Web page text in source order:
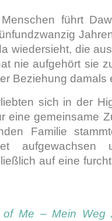
führt
wiedersieht, die
nie aufgehört sie
Beziehung damals
sich in der
eine gemeinsame
Familie
aufgewachsen
auf eine
of Me – Mein Weg